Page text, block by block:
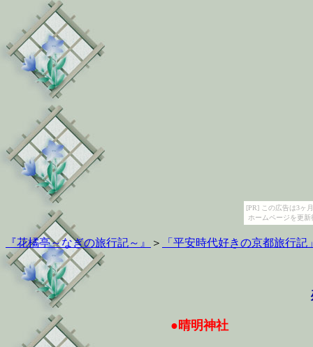
[PR] この広告は3ヶ
ホームページを更
『花橘亭～なぎの旅行記～』 ＞ 「平安時代好きの京都旅行記
●晴明神社